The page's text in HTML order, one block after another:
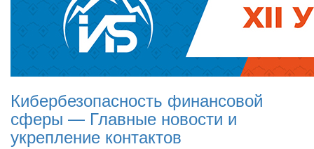
Кибербезопасность финансовой
сферы — Главные новости и
укрепление контактов